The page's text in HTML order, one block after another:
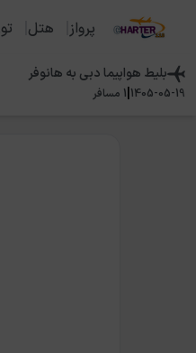
پرواز هتل
بلیط هواپیمادبی به هانوفر
1405-05-19
|
1 مسافر